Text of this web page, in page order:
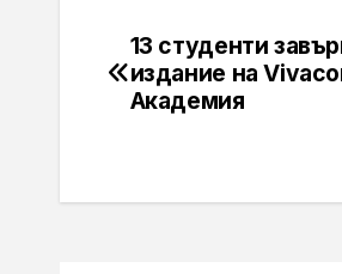
Навигация
13 студенти
издание на
Академия